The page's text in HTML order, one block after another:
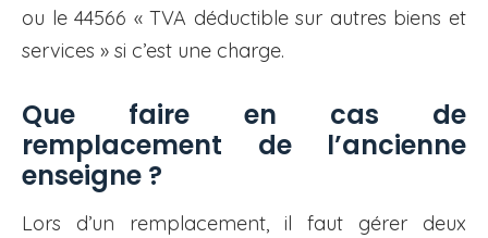
ou le 44566 « TVA déductible sur autres biens et
services » si c’est une charge.
Que faire en cas de
remplacement de l’ancienne
enseigne ?
Lors d’un remplacement, il faut gérer deux